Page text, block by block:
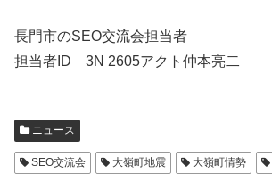
長門市のSEO交流会担当者
担当者ID 3N 2605アクト仲本亮二
ニュース
SEO交流会 大嶺町地震 大嶺町情勢